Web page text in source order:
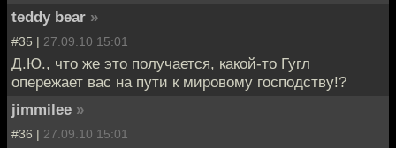
teddy bear »
#35 | 27.09.10 15:01
Д.Ю., что же это получается, какой-то Гугл
опережает вас на пути к мировому господству!?
jimmilee »
#36 | 27.09.10 15:01